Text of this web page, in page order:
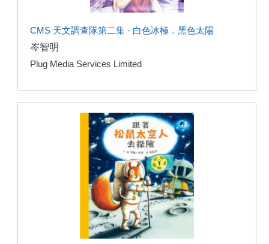
CMS 天文調查隊第二集 - 白色冰極．黑色太陽
岑智明
Plug Media Services Limited